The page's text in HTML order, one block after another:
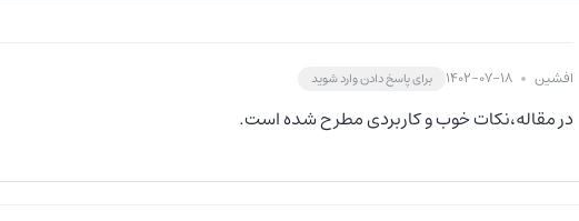
افشین 1402-07-18 برای پاسخ دادن وارد شوید
در مقاله،نکات خوب و کاربردی مطرح شده است.